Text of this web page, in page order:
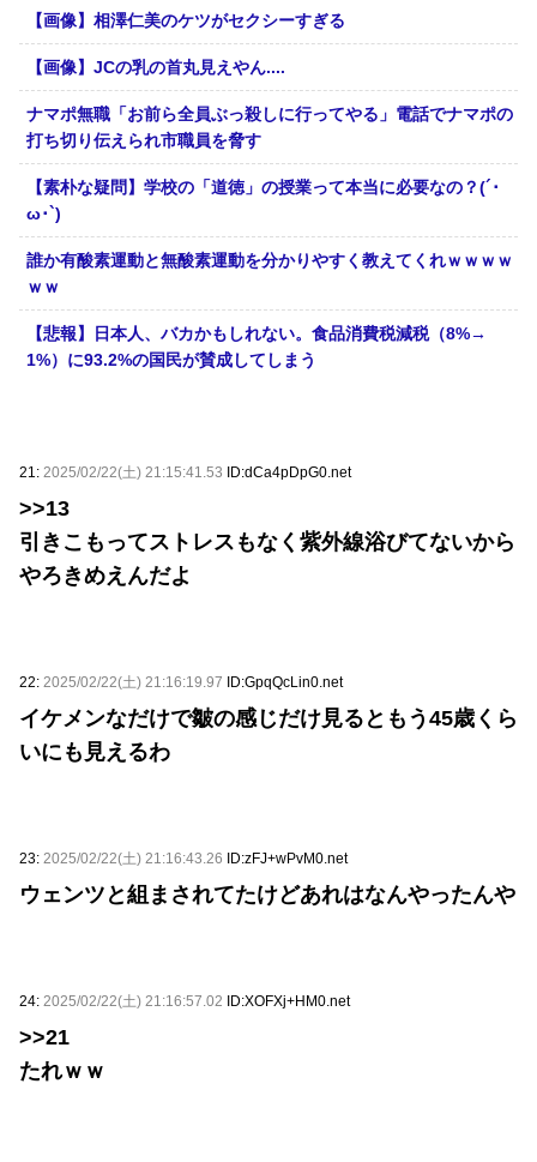
【画像】相澤仁美のケツがセクシーすぎる
【画像】JCの乳の首丸見えやん....
ナマポ無職「お前ら全員ぶっ殺しに行ってやる」電話でナマポの
打ち切り伝えられ市職員を脅す
【素朴な疑問】学校の「道徳」の授業って本当に必要なの？(´･
ω･`)
誰か有酸素運動と無酸素運動を分かりやすく教えてくれｗｗｗｗ
ｗｗ
【悲報】日本人、バカかもしれない。食品消費税減税（8%→
1%）に93.2%の国民が賛成してしまう
21: 2025/02/22(土) 21:15:41.53 ID:dCa4pDpG0.net
>>13
引きこもってストレスもなく紫外線浴びてないから
やろきめえんだよ
22: 2025/02/22(土) 21:16:19.97 ID:GpqQcLin0.net
イケメンなだけで皺の感じだけ見るともう45歳くら
いにも見えるわ
23: 2025/02/22(土) 21:16:43.26 ID:zFJ+wPvM0.net
ウェンツと組まされてたけどあれはなんやったんや
24: 2025/02/22(土) 21:16:57.02 ID:XOFXj+HM0.net
>>21
たれｗｗ